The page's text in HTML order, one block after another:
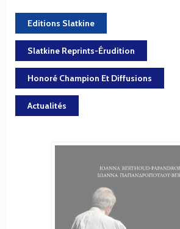
Editions Slatkine
Slatkine Reprints-Érudition
Honoré Champion Et Diffusions
Actualités